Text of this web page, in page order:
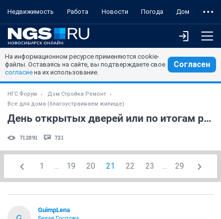
Недвижимость Работа Новости Погода Дом
На информационном ресурсе применяются cookie-
файлы. Оставаясь на сайте, вы подтверждаете свое
согласие на их использование.
Согласен
НГС.Форум
Дом Стройка Ремонт
Все для дома (благоустраиваем жилище)
День открытых дверей или по итогам ремонта! (часть 3)
712891 721
1 ... 19 20 21 22 23 ... 29
GuimpLena